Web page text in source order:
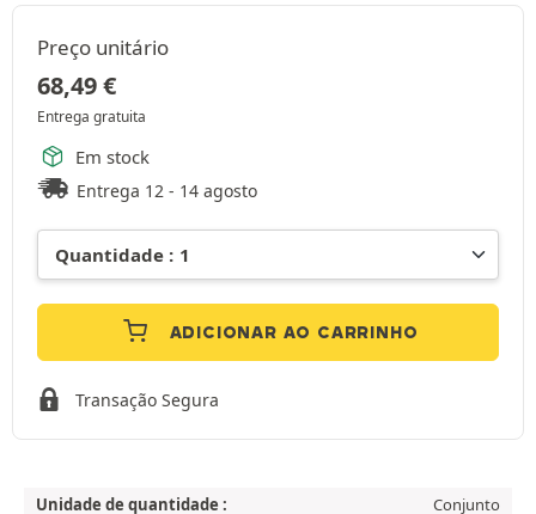
Preço unitário
68,49€
Entrega gratuita
Em stock
Entrega 12 - 14 agosto
ADICIONAR AO CARRINHO
Transação Segura
Unidade de quantidade :
Conjunto